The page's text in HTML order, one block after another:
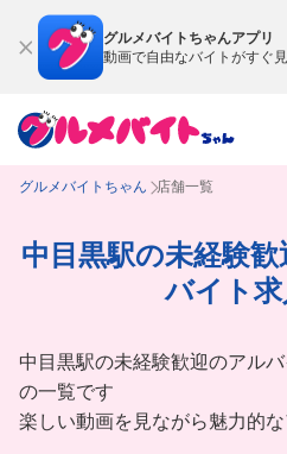
グルメバイトちゃんアプリ
動画で自由なバイトがすぐ
グルメバイトちゃん 店舗一覧
中目黒駅の未経験
バイト
中目黒駅の未経験歓迎のアル
の一覧です
楽しい動画を見ながら魅力的